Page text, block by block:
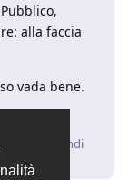
alla faccia
vada bene.
Rispondi